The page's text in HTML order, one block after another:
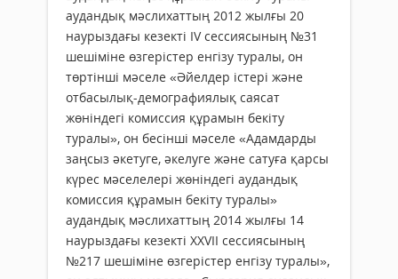
аудандық мәслихаттың 2012 жылғы 20
наурыздағы кезекті ІV сессиясының №31
шешіміне өзгерістер енгізу туралы, он
төртінші мәселе «Әйелдер істері және
отбасылық-демографиялық саясат
жөніндегі комиссия құрамын бекіту
туралы», он бесінші мәселе «Адамдарды
заңсыз әкетуге, әкелуге және сатуға қарсы
күрес мәселелері жөніндегі аудандық
комиссия құрамын бекіту туралы»
аудандық мәслихаттың 2014 жылғы 14
наурыздағы кезекті ХХVІІ сессиясының
№217 шешіміне өзгерістер енгізу туралы»,